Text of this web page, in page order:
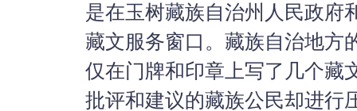
是在玉树藏族自治州人民政府
藏文服务窗口。 藏族自治地方
仅在门牌和印章上写了几个藏
批评和建议的藏族公民却进行